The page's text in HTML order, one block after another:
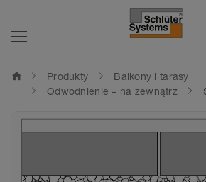
home Produkty
Balkony i tarasy
Odwodnienie – na zewnątrz